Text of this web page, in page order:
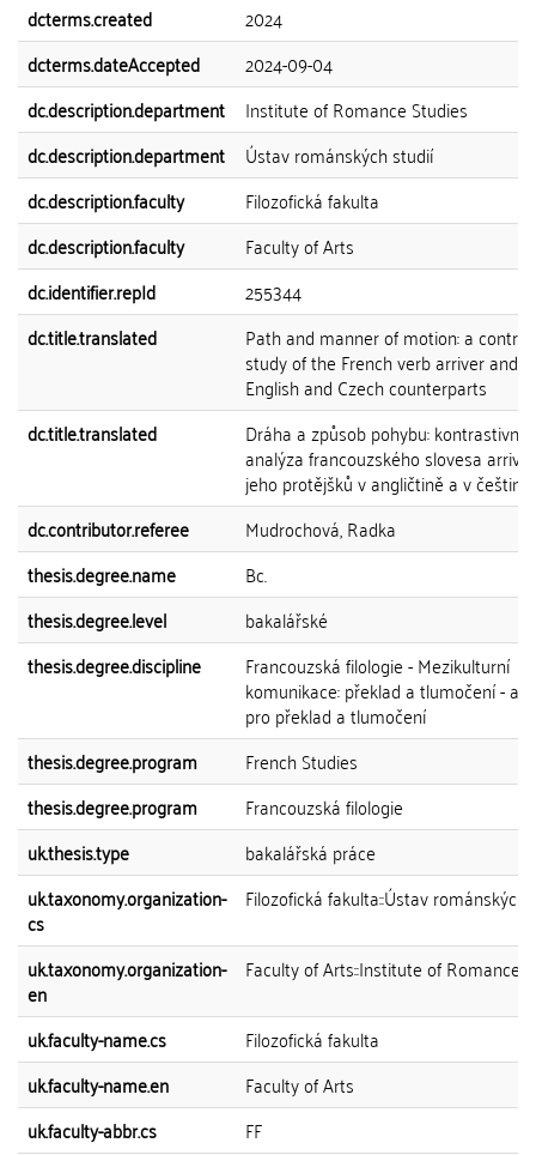
dcterms.created
2024
dcterms.dateAccepted
2024-09-04
dc.description.department
Institute of Romance Studies
dc.description.department
Ústav románských studií
dc.description.faculty
Filozofická fakulta
dc.description.faculty
Faculty of Arts
dc.identifier.repId
255344
dc.title.translated
Path and manner of motion: a
study of the French verb arriver and
English and Czech counterparts
dc.title.translated
Dráha a způsob pohybu: kontrastivní
analýza francouzského slovesa
jeho protějšků v angličtině a v češtině
dc.contributor.referee
Mudrochová, Radka
thesis.degree.name
Bc.
thesis.degree.level
bakalářské
thesis.degree.discipline
Francouzská filologie - Mezikulturní
komunikace: překlad a tlumočení -
pro překlad a tlumočení
thesis.degree.program
French Studies
thesis.degree.program
Francouzská filologie
uk.thesis.type
bakalářská práce
uk.taxonomy.organization-
cs
Filozofická fakulta::Ústav románských
uk.taxonomy.organization-
en
Faculty of Arts::Institute of Romance
uk.faculty-name.cs
Filozofická fakulta
uk.faculty-name.en
Faculty of Arts
uk.faculty-abbr.cs
FF